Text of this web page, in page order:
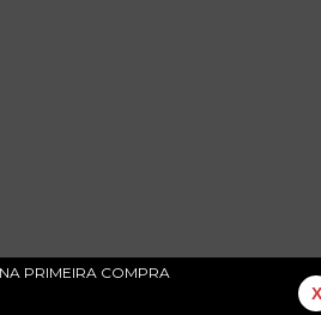
PRIMEIRA COMPRA
X
/ Miller's Cave / Black
Her / Get Together / Why